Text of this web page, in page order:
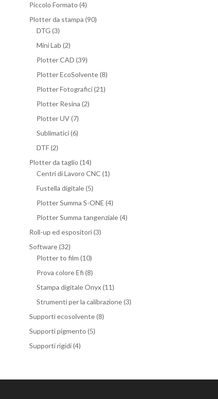
Piccolo Formato (4)
Plotter da stampa (90)
DTG (3)
Mini Lab (2)
Plotter CAD (39)
Plotter EcoSolvente(8)
Plotter Fotografici(21)
Plotter Resina (2)
Plotter UV(7)
Sublimatici(6)
DTF(2)
Plotter da taglio (14)
Centri di Lavoro CNC (1)
Fustella digitale(5)
Plotter Summa S-ONE (4)
Plotter Summa tangenziale(4)
Roll-up ed espositori(3)
Software(32)
Plotter to film (10)
Prova colore Efi (8)
Stampa digitale Onyx(11)
Strumenti per la calibrazione(3)
Supporti ecosolvente(8)
Supporti pigmento (5)
Supporti rigidi(4)